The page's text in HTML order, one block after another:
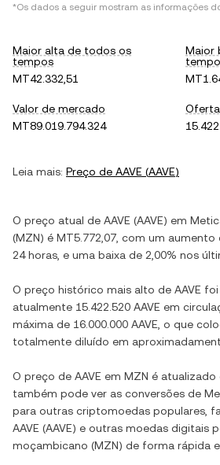
*Os dados a seguir mostram as informações
Maior alta de todos os
tempos
MT42.332,51
Maior
Valor de mercado
MT89.019.794.324
Leia mais: Preço de AAVE (AAVE)
O preço atual de AAVE (AAVE) em
(MZN) é MT5.772,07 , com um aumento
24 horas, e uma baixa de 2,00% nos
O preço histórico mais alto de AAVE
atualmente 15.422.520 AAVE em
máxima de 16.000.000 AAVE , o que
totalmente diluído em
O preço de AAVE em MZN é atualizado
também pode ver as conversões de
para outras criptomoedas populares,
AAVE (AAVE) e outras moedas digitais
moçambicano (MZN) de forma rápida